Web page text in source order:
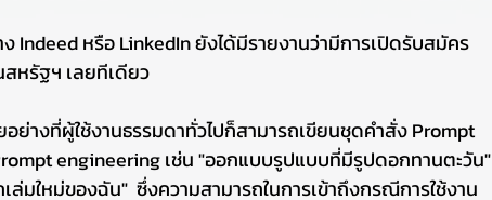
Indeed หรือ LinkedIn ยังได้มีรายงานว่ามีการเปิดรับสมัคร
หรัฐฯ เลยทีเดียว
ย่างที่ผู้ใช้งานธรรมดาทั่วไปก็สามารถเขียนชุดคำสั่ง Prompt
engineering เช่น "ออกแบบรูปแบบที่มีรูปดอกทานตะวัน"
มใหม่ของฉัน"  ซึ่งความสามารถในการเข้าถึงกรณีการใช้งาน